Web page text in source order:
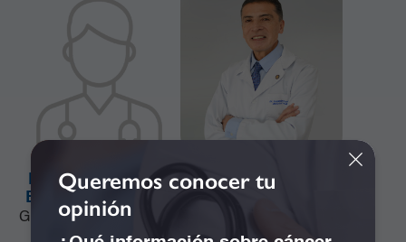
Dr. Alejandro José
Bonivento Jiménez
Ginecología y Obstetricia
Dr. Alejandro Ramos
Queremos conocer tu
opinión